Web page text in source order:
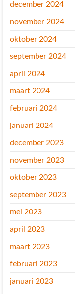
december 2024
november 2024
oktober 2024
september 2024
april 2024
maart 2024
februari 2024
januari 2024
december 2023
november 2023
oktober 2023
september 2023
mei 2023
april 2023
maart 2023
februari 2023
januari 2023